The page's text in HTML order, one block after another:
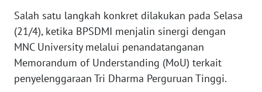
Salah satu langkah konkret dilakukan pada Selasa
(21/4), ketika BPSDMI menjalin sinergi dengan
MNC University melalui penandatanganan
Memorandum of Understanding (MoU) terkait
penyelenggaraan Tri Dharma Perguruan Tinggi.
NTT
WN
KEPRI